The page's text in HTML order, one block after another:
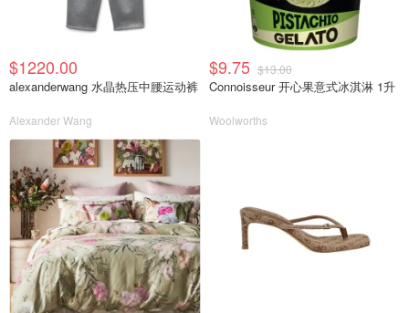
$1220.00
alexanderwang 水晶热压中腰运动裤
Alexander Wang
$9.75 $13.00
Connoisseur 开心果意式冰淇淋 1升
Woolworths